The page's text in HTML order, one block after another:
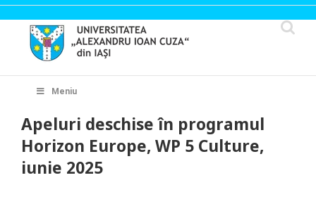
Skip
to
content
Meniu
Apeluri deschise în programul
Horizon Europe, WP 5 Culture,
iunie 2025